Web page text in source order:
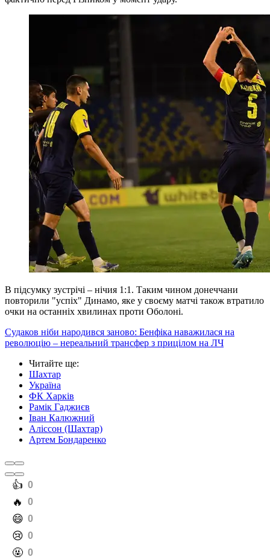
В підсумку зустрічі – нічия 1:1. Таким чином донеччани
повторили "успіх" Динамо, яке у своєму матчі також втратило
очки на останніх хвилинах проти Оболоні.
Судаков ніби народився заново: Бенфіка наважилася на
революцію – нереальний трансфер з прицілом на ЛЧ
Читайте ще:
Шахтар
Україна
ФК Харків
Рамік Гаджиєв
Іван Калюжний
Аліссон (Шахтар)
Артем Бондаренко
️👍 0
️🔥 0
️😄 0
️😢 0
️🤬 0